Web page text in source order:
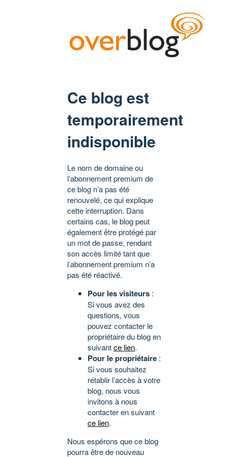
Ce blog est
temporairement
indisponible
Le nom de domaine ou
l’abonnement premium de
ce blog n’a pas été
renouvelé, ce qui explique
cette interruption. Dans
certains cas, le blog peut
également être protégé par
un mot de passe, rendant
son accès limité tant que
l’abonnement premium n’a
pas été réactivé.
Pour les visiteurs :
Si vous avez des
questions, vous
pouvez contacter le
propriétaire du blog en
suivantce lien.
Pour le propriétaire :
Si vous souhaitez
rétablir l’accès à votre
blog, nous vous
invitons à nous
contacter en suivant
ce lien.
Nous espérons que ce blog
pourra être de nouveau